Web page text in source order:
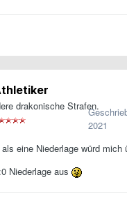
drakonische Strafen.
2021
eine Niederlage würd mich
Niederlage aus